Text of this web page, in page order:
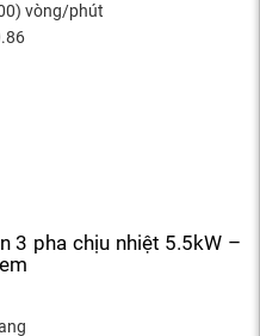
vòng/phút
3 pha chịu nhiệt 5.5kW –